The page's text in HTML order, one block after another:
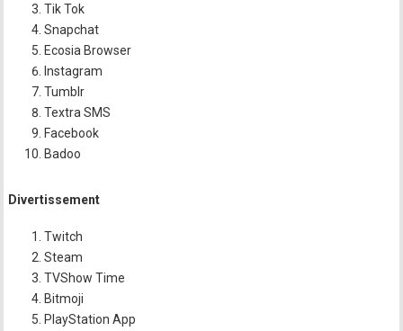
Tik Tok
Snapchat
Ecosia Browser
Instagram
Tumblr
Textra SMS
Facebook
Badoo
Divertissement
Twitch
Steam
TVShow Time
Bitmoji
PlayStation App